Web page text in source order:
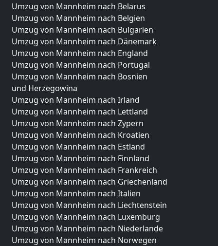
Umzug von Mannheim nach Belarus
Umzug von Mannheim nach Belgien
Umzug von Mannheim nach Bulgarien
Umzug von Mannheim nach Dänemark
Umzug von Mannheim nach England
Umzug von Mannheim nach Portugal
Umzug von Mannheim nach Bosnien
und Herzegowina
Umzug von Mannheim nach Irland
Umzug von Mannheim nach Lettland
Umzug von Mannheim nach Zypern
Umzug von Mannheim nach Kroatien
Umzug von Mannheim nach Estland
Umzug von Mannheim nach Finnland
Umzug von Mannheim nach Frankreich
Umzug von Mannheim nach Griechenland
Umzug von Mannheim nach Italien
Umzug von Mannheim nach Liechtenstein
Umzug von Mannheim nach Luxemburg
Umzug von Mannheim nach Niederlande
Umzug von Mannheim nach Norwegen